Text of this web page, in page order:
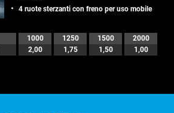
4 ruote sterzanti con freno per uso mobile
1000 1250 1500
2000
2,00 1,75 1,50 1,00